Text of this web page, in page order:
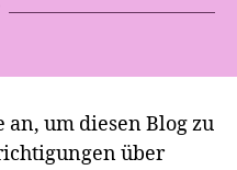
an, um diesen Blog zu
über